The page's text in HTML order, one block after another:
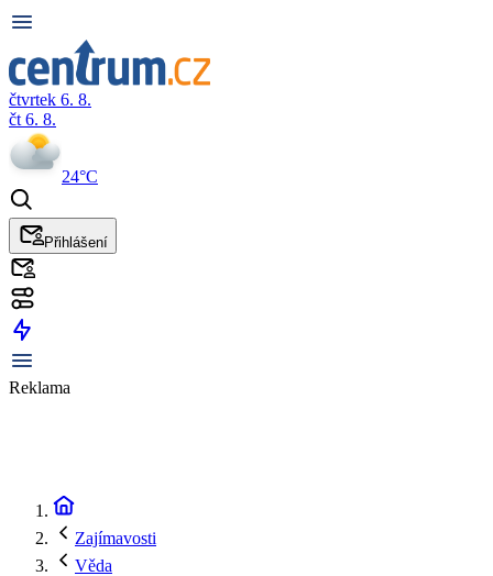
čtvrtek 6. 8.
čt 6. 8.
24°C
Přihlášení
Reklama
Zajímavosti
Věda